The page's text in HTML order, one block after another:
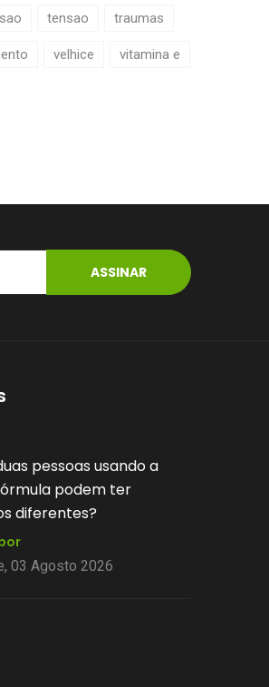
tensao traumas
velhice vitamina e
ASSINAR
por que algumas
manipuladas têm prazo
diferente?
por
28 Julho 2026